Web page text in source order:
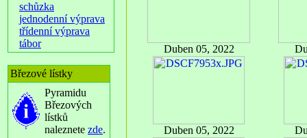
schůzka
jednodenní výprava
třídenní výprava
tábor
Březové lístky
Pyramidu
Březových
lístků
naleznete zde.
Duben 05, 2022
Duben 05, 2022